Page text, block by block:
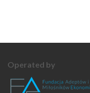
Operated by